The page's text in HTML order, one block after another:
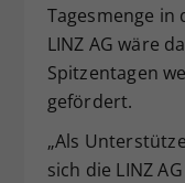
Tagesmenge in
LINZ AG wäre
Spitzentagen
gefördert.
„Als
sich die LINZ